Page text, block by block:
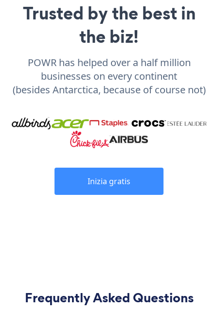
Trusted by the best in
the biz!
POWR has helped over a half million
businesses on every continent
(besides Antarctica, because of course not)
Inizia gratis
Frequently Asked Questions